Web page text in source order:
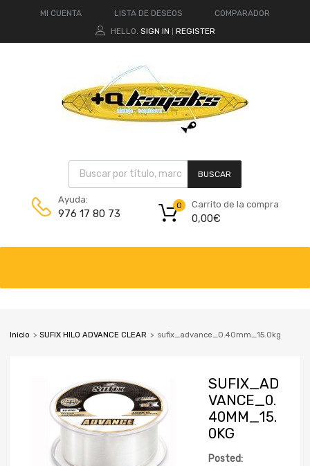
MI CUENTA LISTA DE DESEOS
COMPARADOR
HELLO. SIGN IN REGISTER
BUSCAR
Ayuda:
976 17 80 73
Carrito de la compra
0,00€
0
Inicio > SUFIX HILO ADVANCE CLEAR > sufix_advance_0.40mm_15.0kg
SUFIX_AD
VANCE_0.
40MM_15.
0KG
Posted: